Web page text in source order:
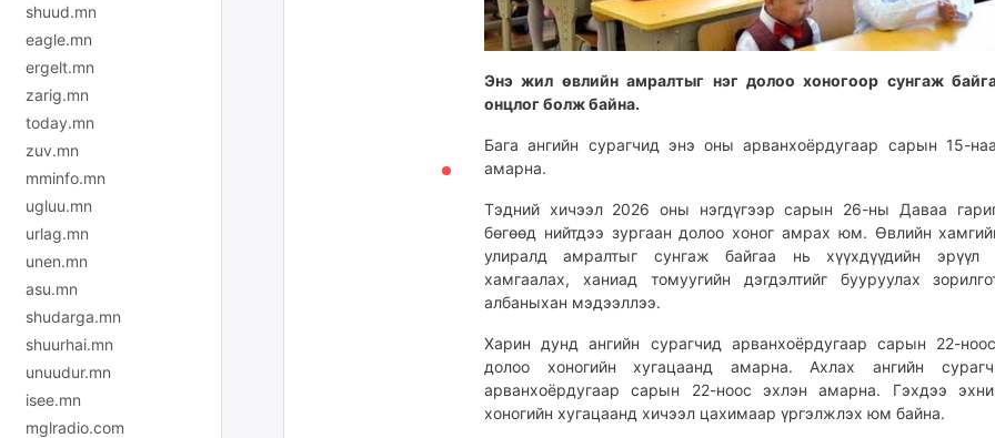
shuud.mn
eagle.mn
ergelt.mn
zarig.mn
today.mn
zuv.mn
mminfo.mn
ugluu.mn
urlag.mn
unen.mn
asu.mn
shudarga.mn
shuurhai.mn
unuudur.mn
isee.mn
mglradio.com
Энэ жил өвлийн амралтыг нэг долоо хоногоор сунгаж
онцлог болж байна.
Бага ангийн сурагчид энэ оны арванхоёрдугаар сарын 15-
амарна.
Тэдний хичээл 2026 оны нэгдүгээр сарын 26-ны Даваа
бөгөөд нийтдээ зургаан долоо хоног амрах юм. Өвлийн
улиралд амралтыг сунгаж байгаа нь хүүхдүүдийн эрүүл
хамгаалах, ханиад томуугийн дэгдэлтийг бууруулах
албаныхан мэдээллээ.
Харин дунд ангийн сурагчид арванхоёрдугаар сарын 22-
долоо хоногийн хугацаанд амарна. Ахлах ангийн
арванхоёрдугаар сарын 22-ноос эхлэн амарна. Гэхдээ
хоногийн хугацаанд хичээл цахимаар үргэлжлэх юм байна.